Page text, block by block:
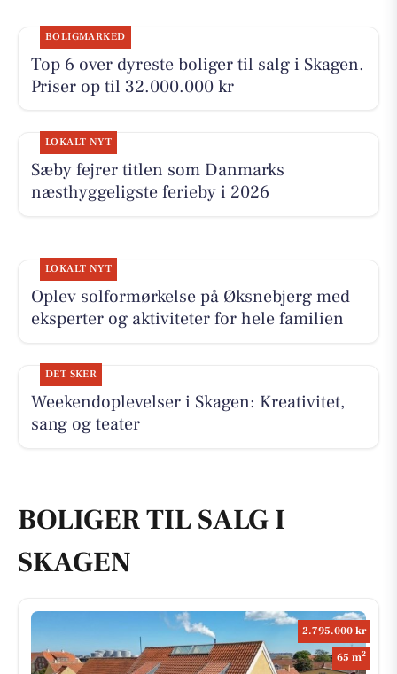
BOLIGMARKED
Top 6 over dyreste boliger til salg i Skagen.
Priser op til 32.000.000 kr
LOKALT NYT
Sæby fejrer titlen som Danmarks
næsthyggeligste ferieby i 2026
LOKALT NYT
Oplev solformørkelse på Øksnebjerg med
eksperter og aktiviteter for hele familien
DET SKER
Weekendoplevelser i Skagen: Kreativitet,
sang og teater
BOLIGER TIL SALG I
SKAGEN
2.795.000 kr
65 m2